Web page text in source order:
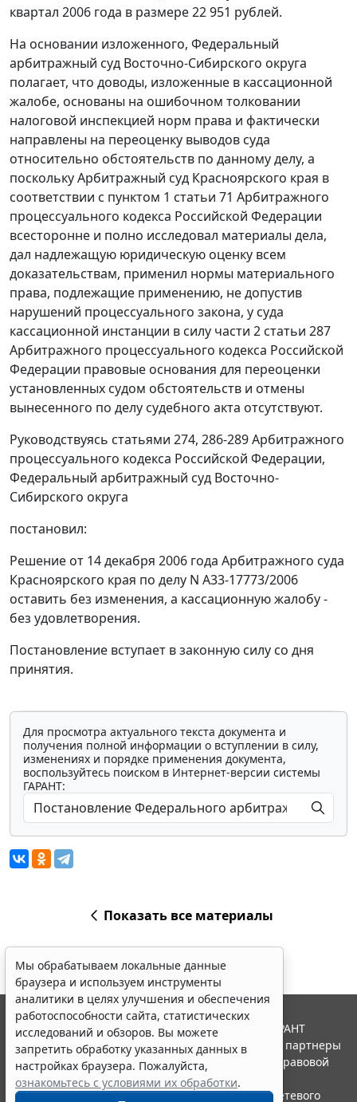
квартал 2006 года в размере 22 951 рублей.
На основании изложенного, Федеральный
арбитражный суд Восточно-Сибирского округа
полагает, что доводы, изложенные в кассационной
жалобе, основаны на ошибочном толковании
налоговой инспекцией норм права и фактически
направлены на переоценку выводов суда
относительно обстоятельств по данному делу, а
поскольку Арбитражный суд Красноярского края в
соответствии с пунктом 1 статьи 71 Арбитражного
процессуального кодекса Российской Федерации
всесторонне и полно исследовал материалы дела,
дал надлежащую юридическую оценку всем
доказательствам, применил нормы материального
права, подлежащие применению, не допустив
нарушений процессуального закона, у суда
кассационной инстанции в силу части 2 статьи 287
Арбитражного процессуального кодекса Российской
Федерации правовые основания для переоценки
установленных судом обстоятельств и отмены
вынесенного по делу судебного акта отсутствуют.
Руководствуясь статьями 274, 286-289Арбитражного
процессуального кодекса Российской Федерации,
Федеральный арбитражный суд Восточно-
Сибирского округа
постановил:
Решение от 14 декабря 2006 года Арбитражного суда
Красноярского края по делу N А33-17773/2006
оставить без изменения, а кассационную жалобу -
без удовлетворения.
Постановление вступает в законную силу со дня
принятия.
Для просмотра актуального текста документа и
получения полной информации о вступлении в силу,
изменениях и порядке применения документа,
воспользуйтесь поиском в Интернет-версии системы
ГАРАНТ:
Показать все материалы
Мы обрабатываем локальные данные
браузера и используем инструменты
аналитики в целях улучшения и обеспечения
работоспособности сайта, статистических
исследований и обзоров. Вы можете
запретить обработку указанных данных в
настройках браузера. Пожалуйста,
ознакомьтесь с условиями их обработки.
© ООО "НПП "ГАРАНТ-СЕРВИС", 2026. Система ГАРАНТ
выпускается с 1990 года. Компания "Гарант" и ее партнеры
являются участниками Российской ассоциации правовой
информации ГАРАНТ.
Портал ГАРАНТ.РУ зарегистрирован в качестве сетевого